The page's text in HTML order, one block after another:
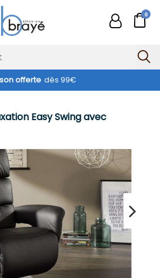
0
offerte dès 99€
Easy Swing avec